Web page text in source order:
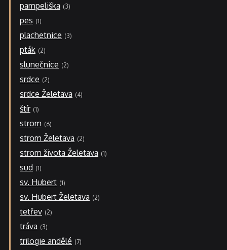
pampeliška 3
pes 1
plachetnice 3
pták 2
slunečnice 2
srdce 2
srdce Želetava 4
štír 1
strom 6
strom Želetava 2
strom života Želetava 1
sud 1
sv. Hubert 1
sv. Hubert Želetava 2
tetřev 2
tráva 3
trilogie andělé 7